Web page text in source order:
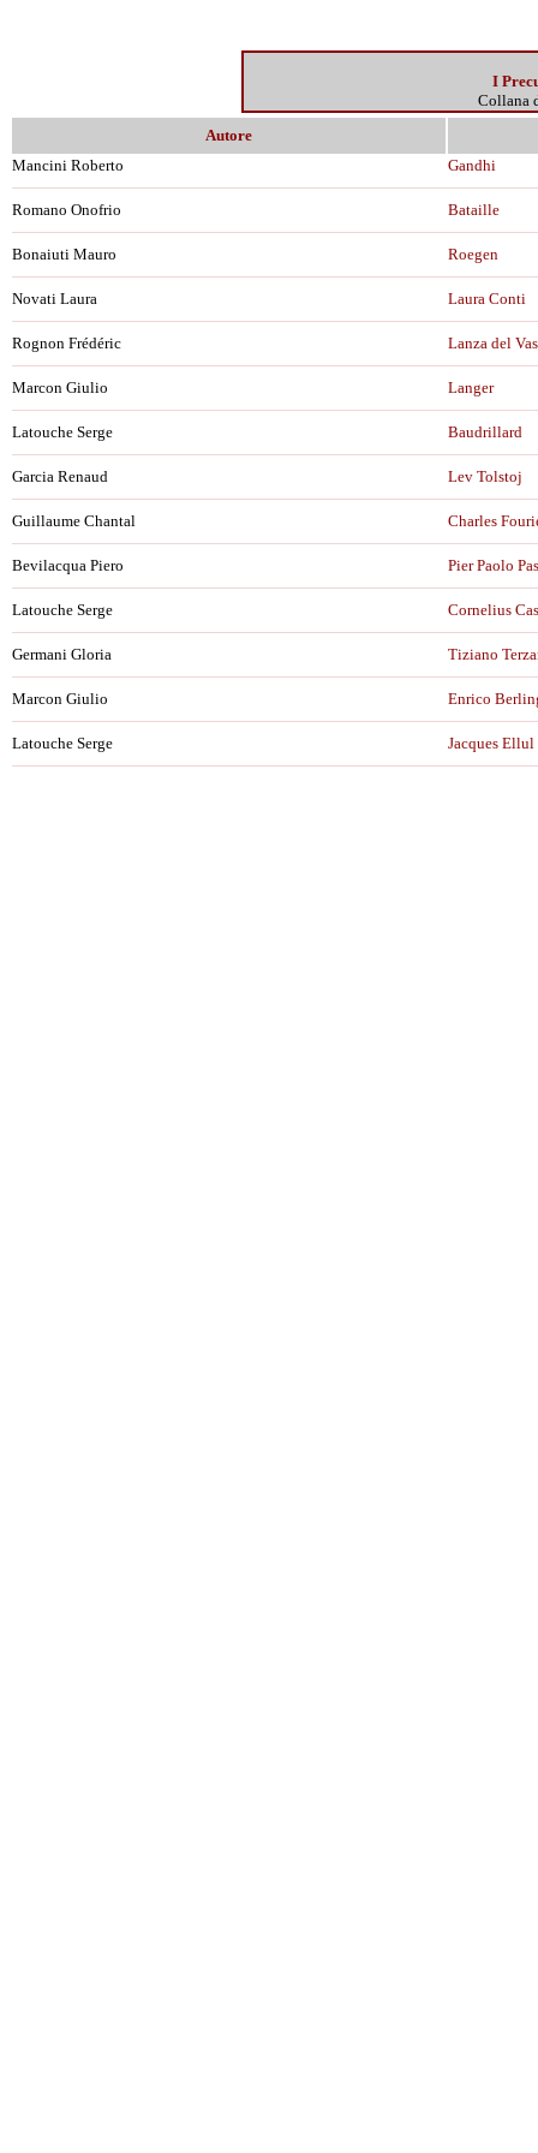
I
Collana
Autore
Mancini Roberto
Gandhi
Romano Onofrio Bataille
Bonaiuti Mauro Roegen
Novati Laura Laura Conti
Rognon Frédéric Lanza del
Marcon Giulio Langer
Latouche Serge Baudrillard
Garcia Renaud Lev Tolstoj
Guillaume Chantal Charles
Bevilacqua Piero Pier Paolo
Latouche Serge Cornelius
Germani Gloria Tiziano
Marcon Giulio Enrico
Latouche Serge Jacques Ellul